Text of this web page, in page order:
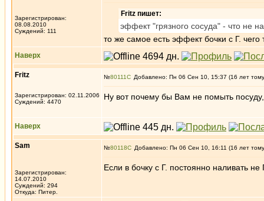
Зарегистрирован:
08.08.2010
Суждений: 111
Fritz пишет:
эффект "грязного сосуда" - что не
то же самое есть эффект бочки с Г. чего
Наверх
Fritz
Зарегистрирован: 02.11.2006
Суждений: 4470
№80111 Добавлено: Пн 06 Сен 10, 15:37 (16 лет
Ну вот почему бы Вам не помыть
Наверх
Sam
Зарегистрирован:
14.07.2010
Суждений: 294
Откуда: Питер.
№80118 Добавлено: Пн 06 Сен 10, 16:11 (16 лет
Если в бочку с Г. постоянно наливать не